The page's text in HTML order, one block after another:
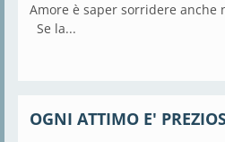
Amore è saper sorridere
Se la...
OGNI ATTIMO E'